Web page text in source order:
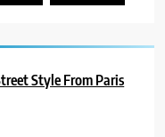
Style From Paris